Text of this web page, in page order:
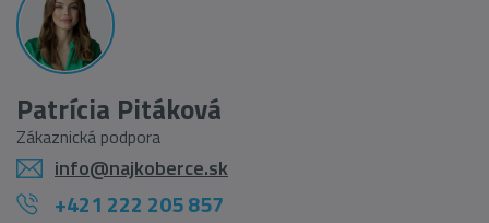
Patrícia Pitáková
Zákaznická podpora
info@najkoberce.sk
+421 222 205 857